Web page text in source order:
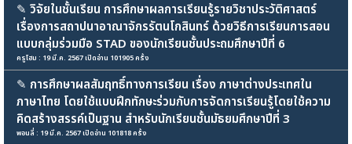
✎ วิจัยในชั้นเรียน การศึกษาผลการเรียนรู้รายวิชาประวัติศาสตร์
เรื่องการสถาปนาอาณาจักรรัตนโกสินทร์ ด้วยวิธีการเรียนการสอน
แบบกลุ่มร่วมมือ STAD ของนักเรียนชั้นประถมศึกษาปีที่ 6
ครูโฮม : 19 มี.ค. 2567 เปิดอ่าน 101905 ครั้ง
✎ การศึกษาผลสัมฤทธิ์ทางการเรียน เรื่อง ภาษาต่างประเทศใน
ภาษาไทย โดยใช้แบบฝึกทักษะร่วมกับการจัดการเรียนรู้โดยใช้ความ
คิดสร้างสรรค์เป็นฐาน สำหรับนักเรียนชั้นมัธยมศึกษาปีที่ 3
พอนลี่ : 19 มี.ค. 2567 เปิดอ่าน 101818 ครั้ง